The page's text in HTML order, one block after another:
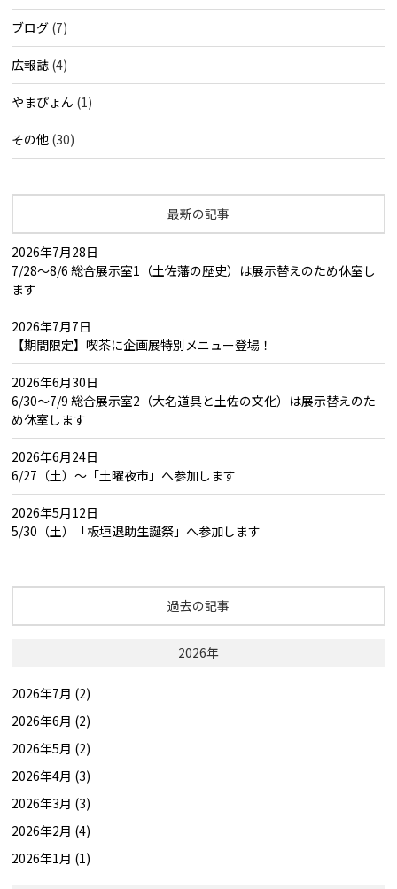
ブログ (7)
広報誌 (4)
やまぴょん (1)
その他 (30)
最新の記事
2026年7月28日
7/28～8/6 総合展示室1（土佐藩の歴史）は展示替えのため休室し
ます
2026年7月7日
【期間限定】喫茶に企画展特別メニュー登場！
2026年6月30日
6/30～7/9 総合展示室2（大名道具と土佐の文化）は展示替えのた
め休室します
2026年6月24日
6/27（土）～「土曜夜市」へ参加します
2026年5月12日
5/30（土）「板垣退助生誕祭」へ参加します
過去の記事
2026年
2026年7月 (2)
2026年6月 (2)
2026年5月 (2)
2026年4月 (3)
2026年3月 (3)
2026年2月 (4)
2026年1月 (1)